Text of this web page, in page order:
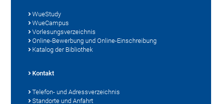
WueStudy
WueCampus
Vorlesungsverzeichnis
Online-Bewerbung und Online-Einschreibung
Katalog der Bibliothek
Kontakt
Telefon- und Adressverzeichnis
Standorte und Anfahrt